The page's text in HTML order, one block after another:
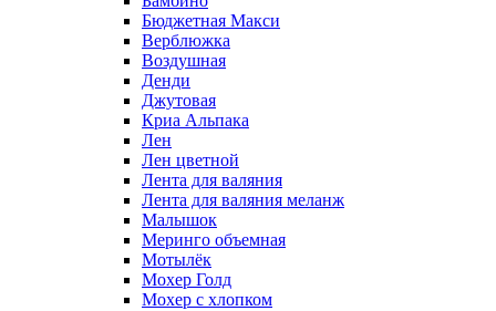
Бюджетная Макси
Верблюжка
Воздушная
Денди
Джутовая
Криа Альпака
Лен
Лен цветной
Лента для валяния
Лента для валяния меланж
Малышок
Меринго объемная
Мотылёк
Мохер Голд
Мохер с хлопком